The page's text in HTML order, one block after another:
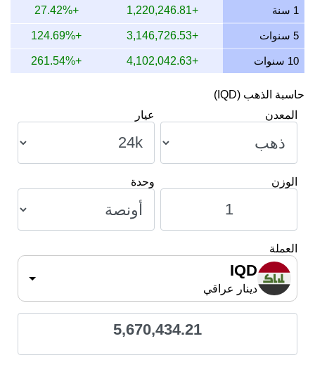
12 يوليو 2026 2,023,741.56
65,063.29
65,063,291.01
11 يوليو 2026 2,023,741.56
65,063.29
65,063,291.01
1 سنة +1,220,246.81
+27.42%
5 سنوات +3,146,726.53
+124.69%
10 سنوات +4,102,042.63
+261.54%
حاسبة الذهب (IQD)
المعدن
عيار
الوزن وحدة
العملة
IQD
دينار عراقي
5,670,434.21